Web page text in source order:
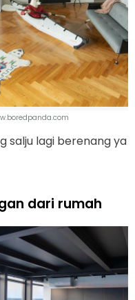
salju lagi berenang ya
dari rumah